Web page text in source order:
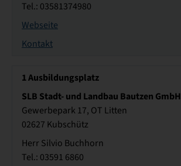
Tel.: 03581374980
Webseite
Kontakt
1Ausbildungsplatz
SLB Stadt- und Landbau Bautzen GmbH
Gewerbepark 17, OT Litten
02627 Kubschütz
Herr Silvio Buchhorn
Tel.: 03591 6860